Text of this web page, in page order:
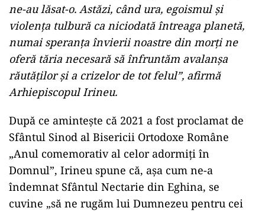
ne-au lăsat-o. Astăzi, când ura, egoismul şi
violenţa tulbură ca niciodată întreaga planetă,
numai speranţa învierii noastre din morţi ne
oferă tăria necesară să înfruntăm avalanşa
răutăţilor şi a crizelor de tot felul”, afirmă
Arhiepiscopul Irineu.
După ce aminteşte că 2021 a fost proclamat de
Sfântul Sinod al Bisericii Ortodoxe Române
„Anul comemorativ al celor adormiţi în
Domnul”, Irineu spune că, aşa cum ne-a
îndemnat Sfântul Nectarie din Eghina, se
cuvine „să ne rugăm lui Dumnezeu pentru cei